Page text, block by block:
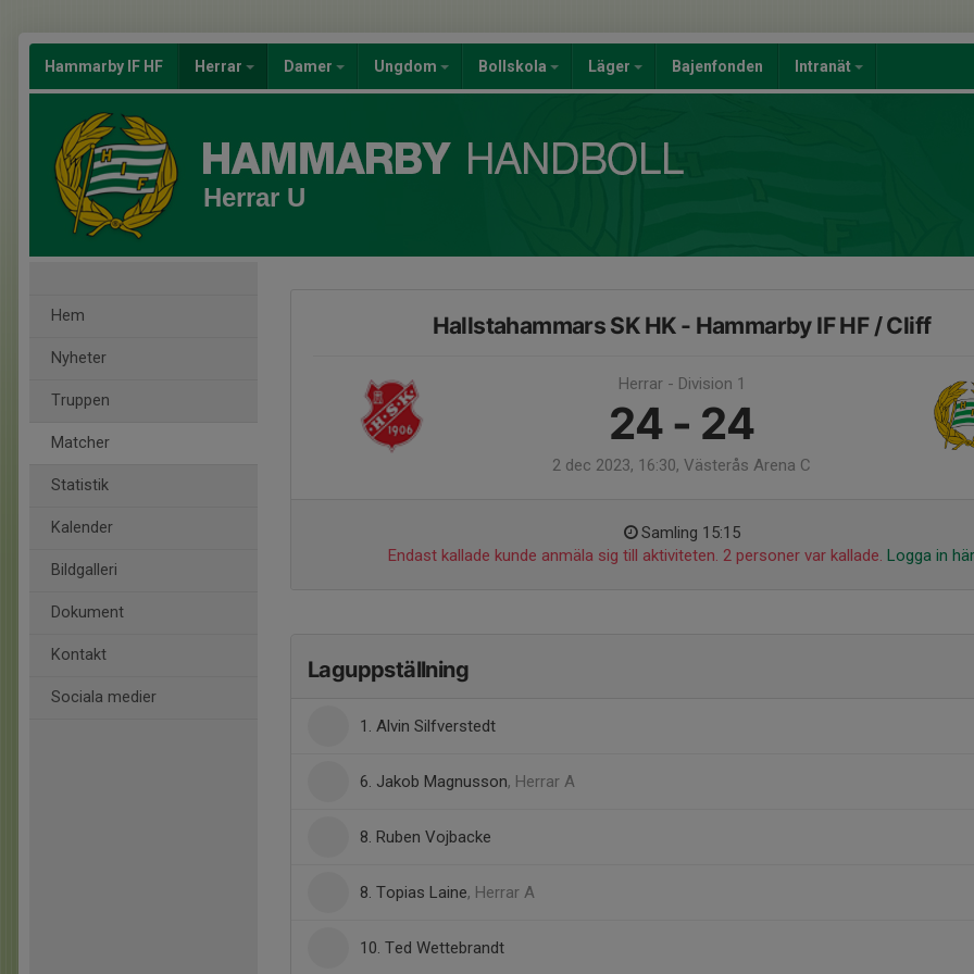
Hammarby IF HF Herrar Damer Ungdom Bollskola Läger Bajenfonden Intranät
Herrar U
Hem
Nyheter
Truppen
Matcher
Statistik
Kalender
Bildgalleri
Dokument
Kontakt
Sociala medier
Hallstahammars SK HK - Hammarby IF HF / Cliff
Herrar - Division 1
24 - 24
2 dec 2023, 16:30, Västerås Arena C
Samling 15:15
Endast kallade kunde anmäla sig till aktiviteten. 2 personer var kallade. Logga in här
Laguppställning
1. Alvin Silfverstedt
6. Jakob Magnusson, Herrar A
8. Ruben Vojbacke
8. Topias Laine, Herrar A
10. Ted Wettebrandt